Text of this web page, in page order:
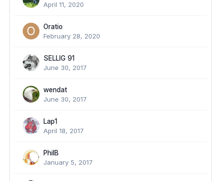
April 11, 2020
Oratio
February 28, 2020
SELLIG 91
June 30, 2017
wendat
June 30, 2017
Lap1
April 18, 2017
PhilB
January 5, 2017